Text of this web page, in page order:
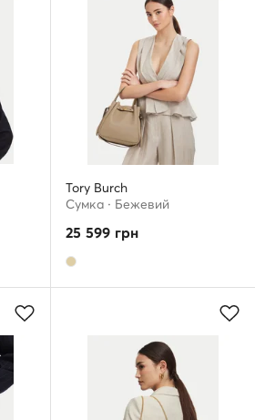
Tory Burch
Сумка · Бежевий
25 599 грн